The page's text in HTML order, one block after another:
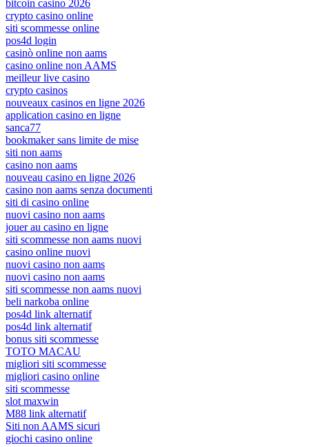
bitcoin casino 2026
crypto casino online
siti scommesse online
pos4d login
casinò online non aams
casino online non AAMS
meilleur live casino
crypto casinos
nouveaux casinos en ligne 2026
application casino en ligne
sanca77
bookmaker sans limite de mise
siti non aams
casino non aams
nouveau casino en ligne 2026
casino non aams senza documenti
siti di casino online
nuovi casino non aams
jouer au casino en ligne
siti scommesse non aams nuovi
casino online nuovi
nuovi casino non aams
nuovi casino non aams
siti scommesse non aams nuovi
beli narkoba online
pos4d link alternatif
pos4d link alternatif
bonus siti scommesse
TOTO MACAU
migliori siti scommesse
migliori casino online
siti scommesse
slot maxwin
M88 link alternatif
Siti non AAMS sicuri
giochi casino online